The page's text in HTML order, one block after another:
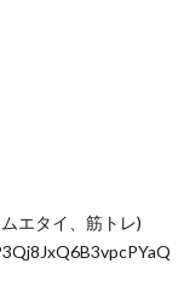
エタイ、筋トレ)